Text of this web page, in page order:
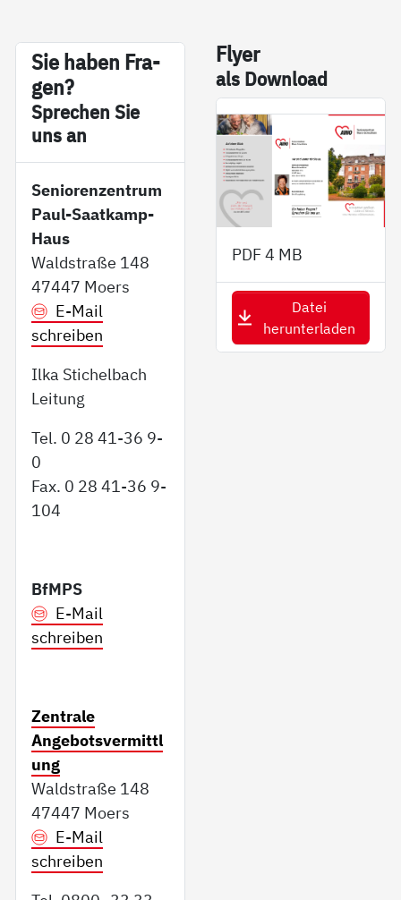
Sie ha­ben Fra­
gen?
Sp­re­chen Sie
uns an
Seniorenzentrum
Paul-Saatkamp-
Haus
Waldstraße 148
47447 Moers
E-Mail
schreiben
Ilka Stichelbach
Leitung
Tel. 0 28 41-36 9-
0
Fax. 0 28 41-36 9-
104
BfMPS
E-Mail
schreiben
Zentrale
Angebotsvermittl
ung
Waldstraße 148
47447 Moers
E-Mail
schreiben
Fly­er
als Down­load
PDF4 MB
Datei
herunterladen